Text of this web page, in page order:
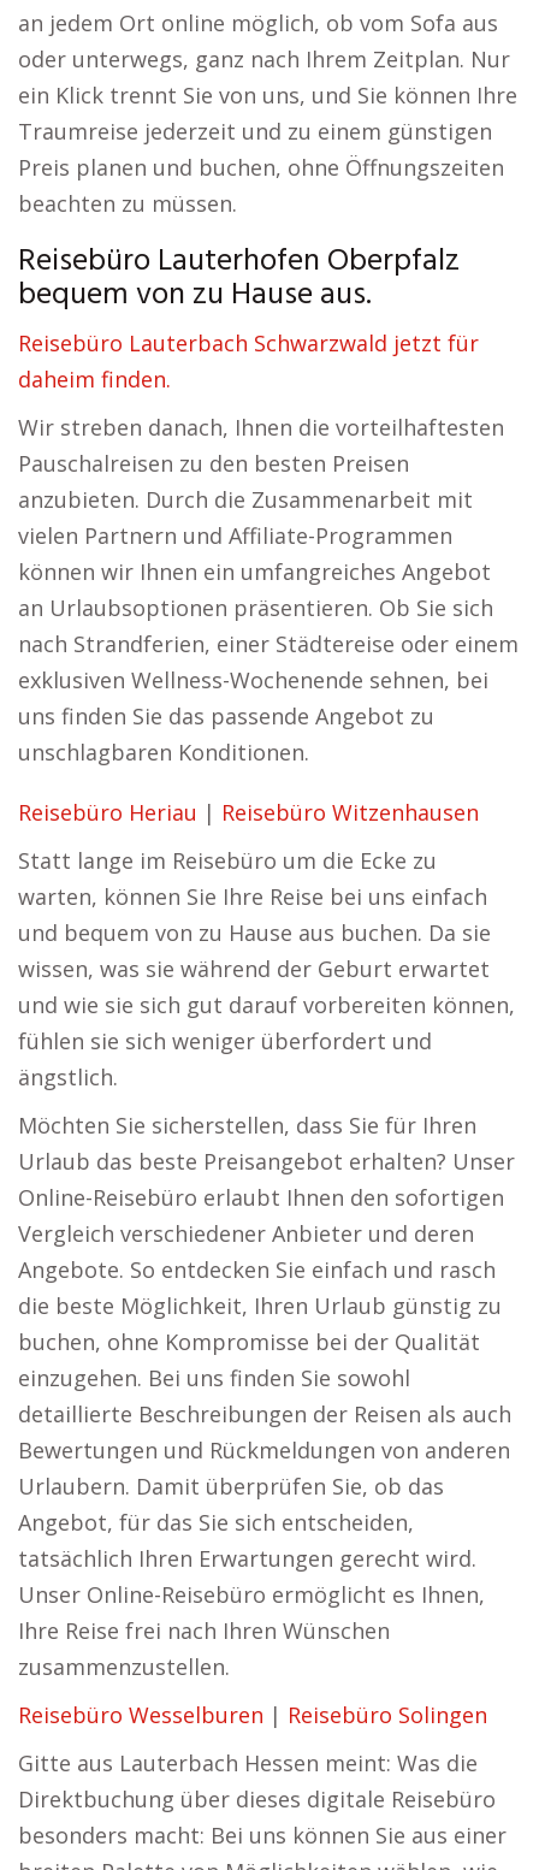
an jedem Ort online möglich, ob vom Sofa aus
oder unterwegs, ganz nach Ihrem Zeitplan. Nur
ein Klick trennt Sie von uns, und Sie können Ihre
Traumreise jederzeit und zu einem günstigen
Preis planen und buchen, ohne Öffnungszeiten
beachten zu müssen.
Reisebüro Lauterhofen Oberpfalz
bequem von zu Hause aus.
Reisebüro Lauterbach Schwarzwald jetzt für
daheim finden.
Wir streben danach, Ihnen die vorteilhaftesten
Pauschalreisen zu den besten Preisen
anzubieten. Durch die Zusammenarbeit mit
vielen Partnern und Affiliate-Programmen
können wir Ihnen ein umfangreiches Angebot
an Urlaubsoptionen präsentieren. Ob Sie sich
nach Strandferien, einer Städtereise oder einem
exklusiven Wellness-Wochenende sehnen, bei
uns finden Sie das passende Angebot zu
unschlagbaren Konditionen.
Reisebüro Heriau | Reisebüro Witzenhausen
Statt lange im Reisebüro um die Ecke zu
warten, können Sie Ihre Reise bei uns einfach
und bequem von zu Hause aus buchen. Da sie
wissen, was sie während der Geburt erwartet
und wie sie sich gut darauf vorbereiten können,
fühlen sie sich weniger überfordert und
ängstlich.
Möchten Sie sicherstellen, dass Sie für Ihren
Urlaub das beste Preisangebot erhalten? Unser
Online-Reisebüro erlaubt Ihnen den sofortigen
Vergleich verschiedener Anbieter und deren
Angebote. So entdecken Sie einfach und rasch
die beste Möglichkeit, Ihren Urlaub günstig zu
buchen, ohne Kompromisse bei der Qualität
einzugehen. Bei uns finden Sie sowohl
detaillierte Beschreibungen der Reisen als auch
Bewertungen und Rückmeldungen von anderen
Urlaubern. Damit überprüfen Sie, ob das
Angebot, für das Sie sich entscheiden,
tatsächlich Ihren Erwartungen gerecht wird.
Unser Online-Reisebüro ermöglicht es Ihnen,
Ihre Reise frei nach Ihren Wünschen
zusammenzustellen.
Reisebüro Wesselburen | Reisebüro Solingen
Gitte aus Lauterbach Hessen meint: Was die
Direktbuchung über dieses digitale Reisebüro
besonders macht: Bei uns können Sie aus einer